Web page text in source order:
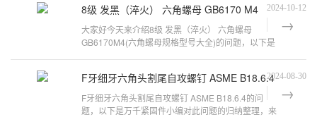
8级 发黑（淬火） 六角螺母 GB6170 M4 2024-10-12
大家好今天来介绍8级 发黑（淬火） 六角螺母
GB6170M4(六角螺母规格型号大全)的问题，以下是
F牙细牙六角头割尾自攻螺钉 ASME B18.6.42024-08-30
F牙细牙六角头割尾自攻螺钉 ASME B18.6.4的问
题，以下是万千紧固件小编对此问题的归纳整理，来